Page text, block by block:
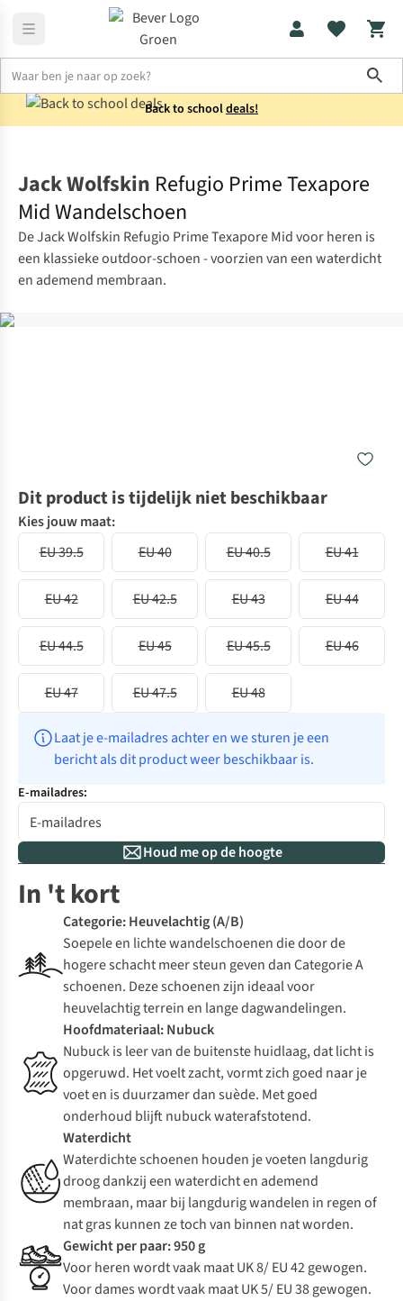
Back to schooldeals!
Jack Wolfskin Refugio Prime Texapore
Mid Wandelschoen
De Jack Wolfskin Refugio Prime Texapore Mid voor heren is
een klassieke outdoor-schoen - voorzien van een waterdicht
en ademend membraan.
Dit product is tijdelijk niet beschikbaar
Kies jouw maat:
EU 39.5
EU 40 EU 40.5 EU 41
EU 42 EU 42.5 EU 43 EU 44
EU 44.5 EU 45 EU 45.5 EU 46
EU 47 EU 47.5 EU 48
Laat je e-mailadres achter en we sturen je een
bericht als dit product weer beschikbaar is.
E-mailadres:
Houd me op de hoogte
In 't kort
Categorie: Heuvelachtig (A/B)
Soepele en lichte wandelschoenen die door de
hogere schacht meer steun geven dan Categorie A
schoenen. Deze schoenen zijn ideaal voor
heuvelachtig terrein en lange dagwandelingen.
Hoofdmateriaal: Nubuck
Nubuck is leer van de buitenste huidlaag, dat licht is
opgeruwd. Het voelt zacht, vormt zich goed naar je
voet en is duurzamer dan suède. Met goed
onderhoud blijft nubuck waterafstotend.
Waterdicht
Waterdichte schoenen houden je voeten langdurig
droog dankzij een waterdicht en ademend
membraan, maar bij langdurig wandelen in regen of
nat gras kunnen ze toch van binnen nat worden.
Gewicht per paar: 950 g
Voor heren wordt vaak maat UK 8/ EU 42 gewogen.
Voor dames wordt vaak maat UK 5/ EU 38 gewogen.